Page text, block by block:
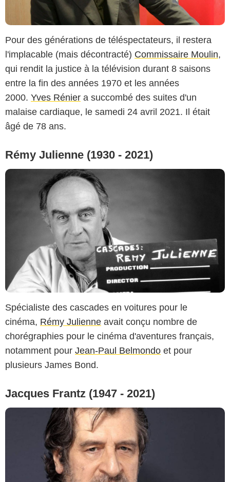
Pour des générations de téléspectateurs, il restera
l'implacable (mais décontracté) Commissaire Moulin,
qui rendit la justice à la télévision durant 8 saisons
entre la fin des années 1970 et les années
2000. Yves Rénier a succombé des suites d'un
malaise cardiaque, le samedi 24 avril 2021. Il était
âgé de 78 ans.
Rémy Julienne (1930 - 2021)
Spécialiste des cascades en voitures pour le
cinéma, Rémy Julienne avait conçu nombre de
chorégraphies pour le cinéma d'aventures français,
notamment pour Jean-Paul Belmondo et pour
plusieurs James Bond.
Jacques Frantz (1947 - 2021)